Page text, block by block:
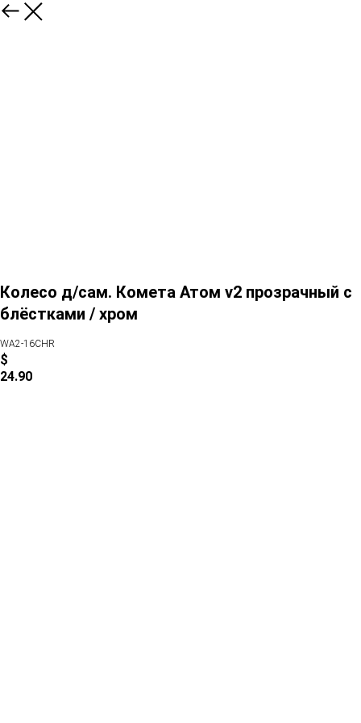
Колесо д/сам. Комета Атом v2 прозрачный с
блёстками / хром
WA2-16CHR
$
24.90